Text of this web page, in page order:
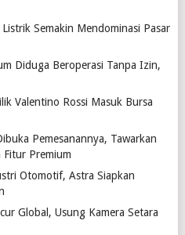
Semakin Mendominasi Pasar
Diduga Beroperasi Tanpa Izin,
Valentino Rossi Masuk Bursa
Pemesanannya, Tawarkan
Fitur Premium
Otomotif, Astra Siapkan
Global, Usung Kamera Setara